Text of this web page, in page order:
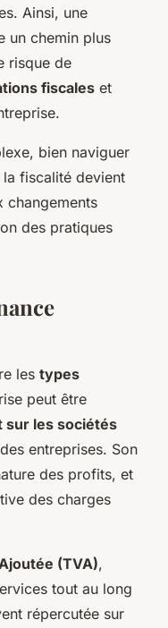
Ainsi, une
un chemin plus
risque de
fiscales et
bien naviguer
fiscalité devient
changements
des pratiques
les types
peut être
sur les sociétés
entreprises. Son
des profits, et
des charges
(TVA),
tout au long
répercutée sur